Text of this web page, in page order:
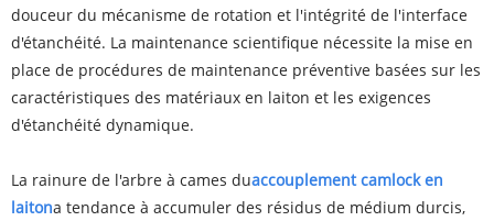
douceur du mécanisme de rotation et l'intégrité de l'interface
d'étanchéité. La maintenance scientifique nécessite la mise en
place de procédures de maintenance préventive basées sur les
caractéristiques des matériaux en laiton et les exigences
d'étanchéité dynamique.
La rainure de l'arbre à cames duaccouplement camlock en
laitona tendance à accumuler des résidus de médium durcis,